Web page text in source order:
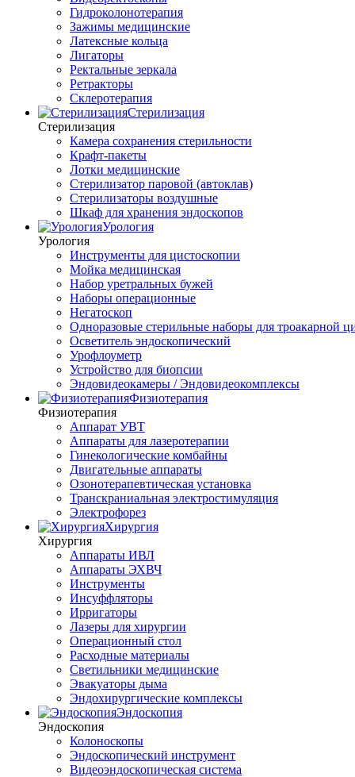
Гидроколонотерапия
Зажимы медицинские
Латексные кольца
Лигаторы
Ректальные зеркала
Ретракторы
Склеротерапия
Стерилизация
Стерилизация
Камера сохранения стерильности
Крафт-пакеты
Лотки медицинские
Стерилизатор паровой (автоклав)
Стерилизаторы воздушные
Шкаф для хранения эндоскопов
Урология
Урология
Инструменты для цистоскопии
Мойка медицинская
Набор уретральных бужей
Наборы операционные
Негатоскоп
Одноразовые стерильные наборы для троакарной
Осветитель эндоскопический
Урофлоуметр
Устройство для биопсии
Эндовидеокамеры / Эндовидеокомплексы
Физиотерапия
Физиотерапия
Аппарат УВТ
Аппараты для лазеротерапии
Гинекологические комбайны
Двигательные аппараты
Озонотерапевтическая установка
Транскраниальная электростимуляция
Электрофорез
Хирургия
Хирургия
Аппараты ИВЛ
Аппараты ЭХВЧ
Инструменты
Инсуффляторы
Ирригаторы
Лазеры для хирургии
Операционный стол
Расходные материалы
Светильники медицинские
Эвакуаторы дыма
Эндохирургические комплексы
Эндоскопия
Эндоскопия
Колоноскопы
Эндоскопический инструмент
Видеоэндоскопическая система